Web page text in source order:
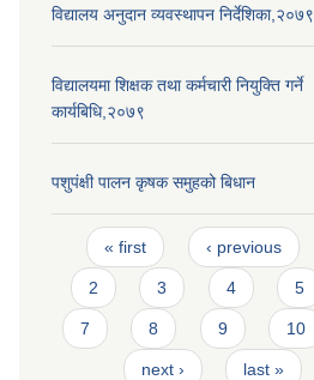
विद्यालय अनुदान व्यवस्थापन निर्देशिका,२०७९
विद्यालयमा शिक्षक तथा कर्मचारी नियुक्ति गर्ने
कार्यबिधि,२०७९
पशुपंक्षी पालन कृषक समुहको बिधान
Pages
« first ‹ previous
2 3 4 5
7 8 9 10
next › last »